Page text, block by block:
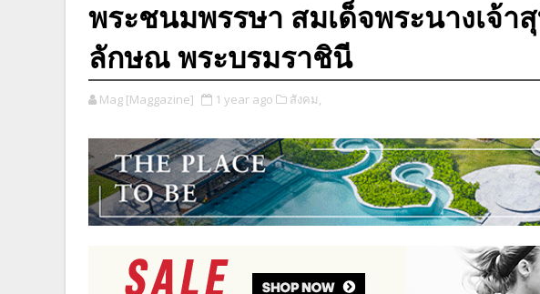
พระชนมพรรษา สมเด็จพระนางเจ้
ลักษณ พระบรมราชินี
Mag [Maggazine] 1 year ago สังคม,